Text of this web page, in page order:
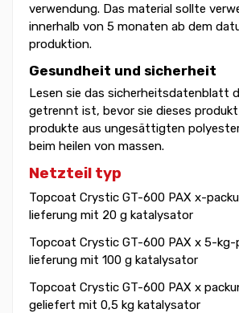
verwendung. Das material sollte
innerhalb von 5 monaten ab dem
produktion.
Gesundheit und sicherheit
Lesen sie das sicherheitsdatenblatt
getrennt ist, bevor sie dieses produkt
produkte aus ungesättigten
beim heilen von massen.
Netzteil typ
Topcoat Crystic GT-600 PAX x-
lieferung mit 20 g katalysator
Topcoat Crystic GT-600 PAX x 5-kg-
lieferung mit 100 g katalysator
Topcoat Crystic GT-600 PAX x
geliefert mit 0,5 kg katalysator